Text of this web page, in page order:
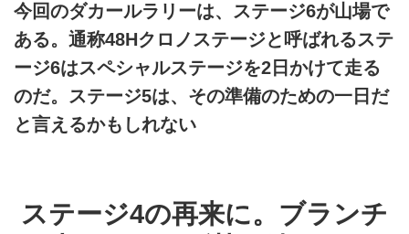
今回のダカールラリーは、ステージ6が山場で
ある。通称48Hクロノステージと呼ばれるステ
ージ6はスペシャルステージを2日かけて走る
のだ。ステージ5は、その準備のための一日だ
と言えるかもしれない
ステージ4の再来に。ブランチ